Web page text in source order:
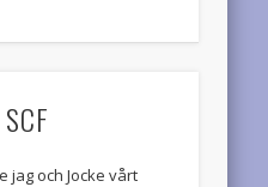
jag och Jocke vårt